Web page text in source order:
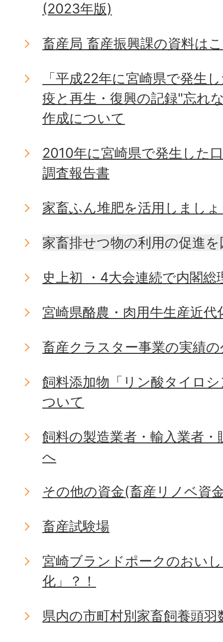
(2023年版)
畜産局 畜産振興課の資料は
「平成22年に宮崎県で発生
疫と再生・復興の記録"忘れ
作成について
2010年に宮崎県で発生した
調査報告書
家畜ふん堆肥を活用しまし
家畜排せつ物の利用の促進
史上初 ・4大会連続で内閣総
宮崎県酪農・肉用牛生産近
畜産クラスター事業の実績
飼料添加物「リン酸タイロ
ついて
飼料の製造業者・輸入業者
へ
その他の資金(畜産リノベ資
畜産試験場
宮崎ブランドポークのおい
化」？！
県内の市町村別家畜飼養頭